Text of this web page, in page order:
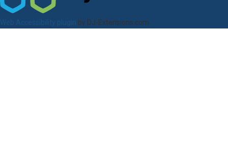
Web Accessibility plugin by DJ-Extensions.com